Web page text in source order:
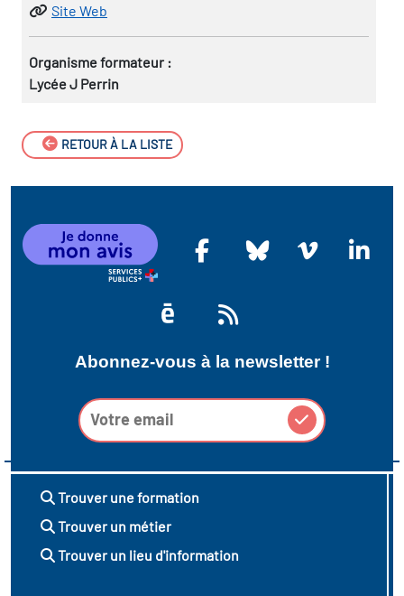
Site Web
Organisme formateur :
Lycée J Perrin
RETOUR À LA LISTE
Abonnez-vous à la newsletter !
Trouver une formation
Trouver un métier
Trouver un lieu d'information